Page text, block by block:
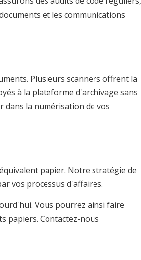
et les communications
Plusieurs scanners offrent la
à la plateforme d'archivage sans
dans la numérisation de vos
papier. Notre stratégie de
vos processus d'affaires.
Vous pourrez ainsi faire
papiers. Contactez-nous